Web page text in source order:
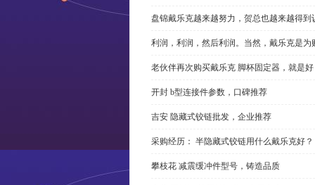
盘锦戴乐克越来越努力，贺总也越来越得到
利润，利润，然后利润。当然，戴乐克是为
老伙伴再次购买戴乐克 脚杯固定器，就是
开封 b型连接件参数，口碑推荐
吉安 隐藏式铰链批发，企业推荐
采购经历： 半隐藏式铰链用什么戴乐克好？
攀枝花 减震缓冲件型号，铸造品质